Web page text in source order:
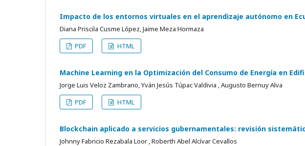
Impacto de los entornos virtuales en el aprendizaje autónomo en
Diana Priscila Cusme López, Jaime Meza Hormaza
PDF
HTML
Machine Learning en la Optimización del Consumo de Energía en
Jorge Luis Veloz Zambrano, Yván Jesús Túpac Valdivia , Augusto Bernuy Alva
PDF
HTML
Blockchain aplicado a servicios gubernamentales: revisión
Johnny Fabricio Rezabala Loor , Roberth Abel Alcívar Cevallos